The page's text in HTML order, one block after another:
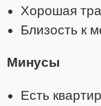
Хорошая
Близость к
Минусы
Есть